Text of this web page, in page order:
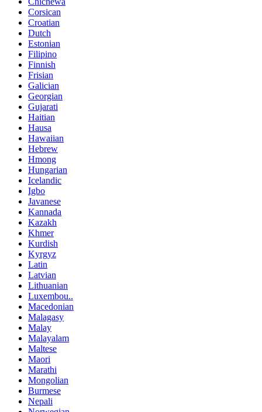
Corsican
Croatian
Dutch
Estonian
Filipino
Finnish
Frisian
Galician
Georgian
Gujarati
Haitian
Hausa
Hawaiian
Hebrew
Hmong
Hungarian
Icelandic
Igbo
Javanese
Kannada
Kazakh
Khmer
Kurdish
Kyrgyz
Latin
Latvian
Lithuanian
Luxembou..
Macedonian
Malagasy
Malay
Malayalam
Maltese
Maori
Marathi
Mongolian
Burmese
Nepali